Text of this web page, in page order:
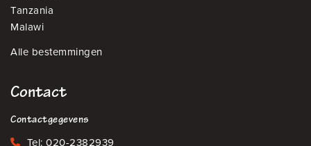
Tanzania
Malawi
Alle bestemmingen
Contact
Contactgegevens
Tel: 020-2382939